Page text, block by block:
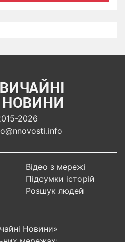
2026
Відео з мережі
Підсумки історій
Розшук людей
Новини»